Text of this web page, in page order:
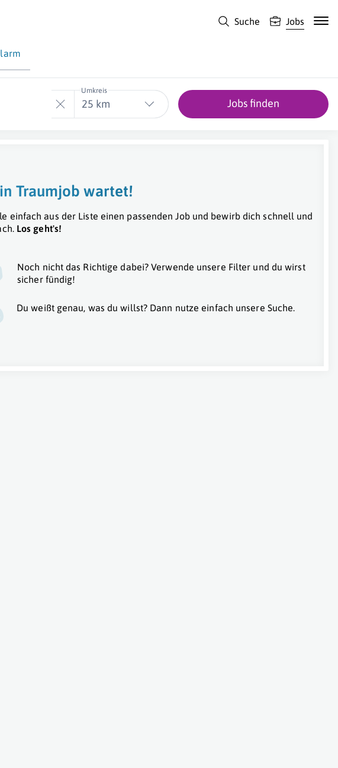
Suche Jobs
Umkreis
25 km Jobs finden
Traumjob wartet!
einfach aus der Liste einen passenden Job und bewirb dich schnell und
Los geht's!
Noch nicht das Richtige dabei? Verwende unsere Filter und du wirst
sicher fündig!
Du weißt genau, was du willst? Dann nutze einfach unsere Suche.